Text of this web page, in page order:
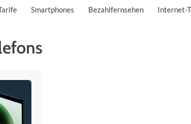
Smartphones Bezahlfernsehen Internet-